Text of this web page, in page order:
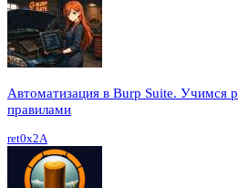
Автоматизация в Burp Suite. Учимся
правилами
ret0x2A